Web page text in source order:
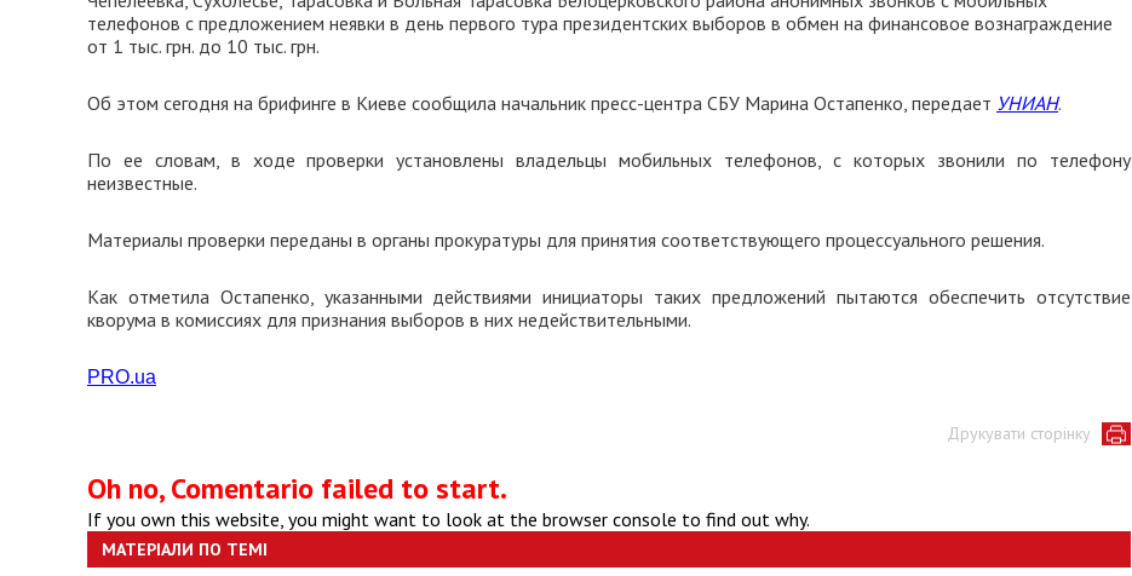
телефонов с предложением неявки в день первого тура президентских выборов в обмен на финансовое вознаграждение
от 1 тыс. грн. до 10 тыс. грн.
Об этом сегодня на брифинге в Киеве сообщила начальник пресс-центра СБУ Марина Остапенко, передает УНИАН.
По ее словам, в ходе проверки установлены владельцы мобильных телефонов, с которых звонили по телефону
неизвестные.
Материалы проверки переданы в органы прокуратуры для принятия соответствующего процессуального решения.
Как отметила Остапенко, указанными действиями инициаторы таких предложений пытаются обеспечить отсутствие
кворума в комиссиях для признания выборов в них недействительными.
PRO.ua
Друкувати сторінку
Oh no, Comentario failed to start.
If you own this website, you might want to look at the browser console to find out why.
МАТЕРІАЛИ ПО ТЕМІ